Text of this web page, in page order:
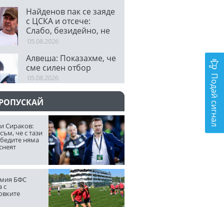
Найденов пак се заяде
с ЦСКА и отсече:
Слабо, безидейно, не
става нищо!
05.08.2026
Алвеша: Показахме, че
сме силен отбор
05.08.2026
Сираков:
че с тази
няма
БФС
с
Подай сигнал